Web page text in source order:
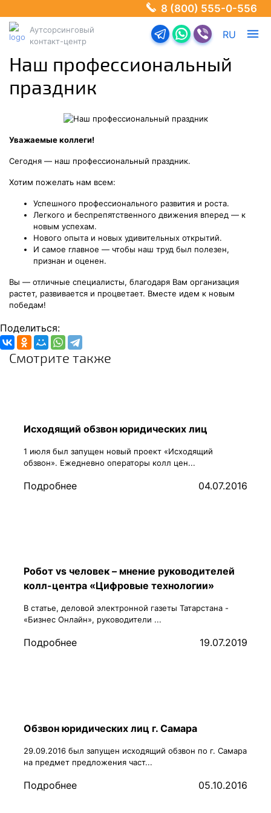
8 (800) 555-0-556
Аутсорсинговый
контакт-центр
Перейти в телеграм-
Перейти в Ватсап
Перейти в
RU
Наш профессиональный
праздник
Уважаемые коллеги!
Сегодня — наш профессиональный праздник.
Хотим пожелать нам всем:
Успешного профессионального развития и роста.
Легкого и беспрепятственного движения вперед — к
новым успехам.
Нового опыта и новых удивительных открытий.
И самое главное — чтобы наш труд был полезен,
признан и оценен.
Вы — отличные специалисты, благодаря Вам организация
растет, развивается и процветает. Вместе идем к новым
победам!
Поделиться:
Смотрите также
Исходящий обзвон юридических лиц
1 июля был запущен новый проект «Исходящий
обзвон». Ежедневно операторы колл цен...
Подробнее 04.07.2016
Робот vs человек – мнение руководителей
колл-центра «Цифровые технологии»
В статье, деловой электронной газеты Татарстана -
«Бизнес Онлайн», руководители ...
Подробнее 19.07.2019
Обзвон юридических лиц г. Самара
29.09.2016 был запущен исходящий обзвон по г. Самара
на предмет предложения част...
Подробнее 05.10.2016